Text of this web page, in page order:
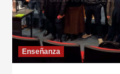
Enseñanza